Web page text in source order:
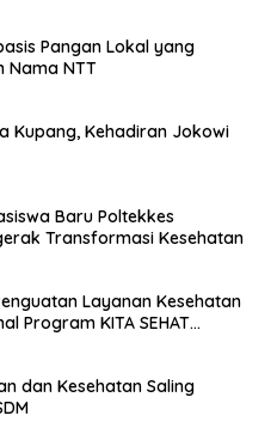
Pangan Lokal yang
Nama NTT
Kupang, Kehadiran Jokowi
Baru Poltekkes
Transformasi Kesehatan
Layanan Kesehatan
Program KITA SEHAT
dan Kesehatan Saling